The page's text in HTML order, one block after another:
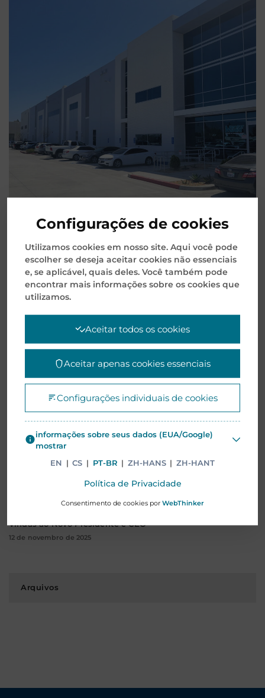
Navegação
de
Post
MAIS ANTIGO
MAIS RECENTE
por:
PUBLICAÇÕES RECENTES
Carta de Abertura 2026: O Início do Nosso Próximo Capítulo
Transformador
Mentor Media Anuncia Transição de Liderança e da Boas-
Vindas ao Novo Presidente e CEO
12 de novembro de 2025
Configurações de cookies
Utilizamos cookies em nosso site. Aqui você pode
escolher se deseja aceitar cookies não essenciais
e, se aplicável, quais deles. Você também pode
encontrar mais informações sobre os cookies que
utilizamos.
Aceitar todos os cookies
Aceitar apenas cookies essenciais
Configurações individuais de cookies
informações sobre seus dados (EUA/Google)
mostrar
EN | CS | PT-BR | ZH-HANS | ZH-HANT
Política de Privacidade
Consentimento de cookies por WebThinker